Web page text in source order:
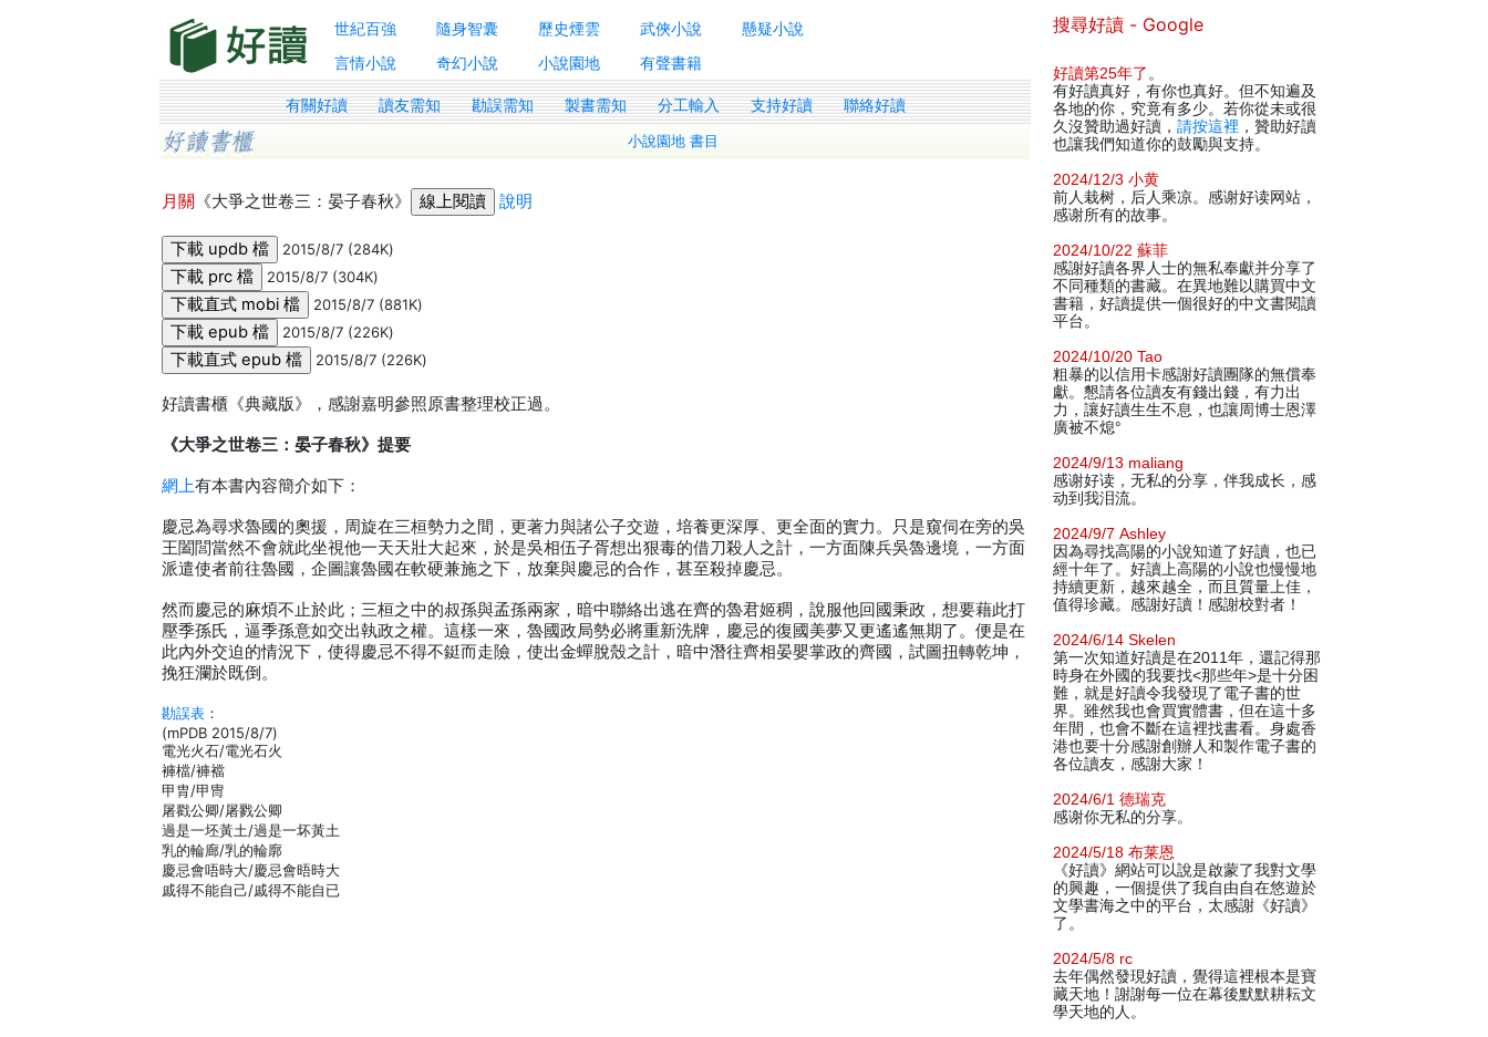
世紀百強 隨身智囊 歷史煙雲 武俠小說
懸疑小說
言情小說
奇幻小說 小說園地 有聲書籍
有關好讀 讀友需知 勘誤需知 製書需知 分工輸入 支持好讀 聯絡好讀
小說園地 書目
月關 《大爭之世卷三：晏子春秋》 說明
2015/8/7 (284K)
2015/8/7 (304K)
2015/8/7 (881K)
2015/8/7 (226K)
2015/8/7 (226K)
好讀書櫃《典藏版》，感謝嘉明參照原書整理校正過。
《大爭之世卷三：晏子春秋》提要
網上有本書內容簡介如下：
慶忌為尋求魯國的奧援，周旋在三桓勢力之間，更著力與諸公子交遊，培養更深厚、更全面的實力。只是窺伺在旁的吳
王闔閭當然不會就此坐視他一天天壯大起來，於是吳相伍子胥想出狠毒的借刀殺人之計，一方面陳兵吳魯邊境，一方面
派遣使者前往魯國，企圖讓魯國在軟硬兼施之下，放棄與慶忌的合作，甚至殺掉慶忌。
然而慶忌的麻煩不止於此；三桓之中的叔孫與孟孫兩家，暗中聯絡出逃在齊的魯君姬稠，說服他回國秉政，想要藉此打
壓季孫氏，逼季孫意如交出執政之權。這樣一來，魯國政局勢必將重新洗牌，慶忌的復國美夢又更遙遙無期了。便是在
此內外交迫的情況下，使得慶忌不得不鋌而走險，使出金蟬脫殼之計，暗中潛往齊相晏嬰掌政的齊國，試圖扭轉乾坤，
挽狂瀾於既倒。
勘誤表 ：
(mPDB 2015/8/7)
電光火石/電光石火
褲檔/褲襠
甲胄/甲冑
屠戳公卿/屠戮公卿
過是一坯黃土/過是一坏黃土
乳的輪廊/乳的輪廓
慶忌會唔時大/慶忌會晤時大
戚得不能自己/戚得不能自已
搜尋好讀 - Google
好讀第25年了 。
有好讀真好，有你也真好。但不知遍及
各地的你，究竟有多少。若你從未或很
久沒贊助過好讀， 請按這裡 ，贊助好讀
也讓我們知道你的鼓勵與支持。
2024/12/3 小黄
前人栽树，后人乘凉。感谢好读网站，
感谢所有的故事。
2024/10/22 蘇菲
感謝好讀各界人士的無私奉獻并分享了
不同種類的書藏。在異地難以購買中文
書籍，好讀提供一個很好的中文書閱讀
平台。
2024/10/20 Tao
粗暴的以信用卡感謝好讀團隊的無償奉
獻。懇請各位讀友有錢出錢，有力出
力，讓好讀生生不息，也讓周博士恩澤
廣被不熄°
2024/9/13 maliang
感谢好读，无私的分享，伴我成长，感
动到我泪流。
2024/9/7 Ashley
因為尋找高陽的小說知道了好讀，也已
經十年了。好讀上高陽的小說也慢慢地
持續更新，越來越全，而且質量上佳，
值得珍藏。感謝好讀！感謝校對者！
2024/6/14 Skelen
第一次知道好讀是在2011年，還記得那
時身在外國的我要找<那些年>是十分困
難，就是好讀令我發現了電子書的世
界。雖然我也會買實體書，但在這十多
年間，也會不斷在這裡找書看。身處香
港也要十分感謝創辦人和製作電子書的
各位讀友，感謝大家！
2024/6/1 德瑞克
感谢你无私的分享。
2024/5/18 布莱恩
《好讀》網站可以說是啟蒙了我對文學
的興趣，一個提供了我自由自在悠遊於
文學書海之中的平台，太感謝《好讀》
了。
2024/5/8 rc
去年偶然發現好讀，覺得這裡根本是寶
藏天地！謝謝每一位在幕後默默耕耘文
學天地的人。